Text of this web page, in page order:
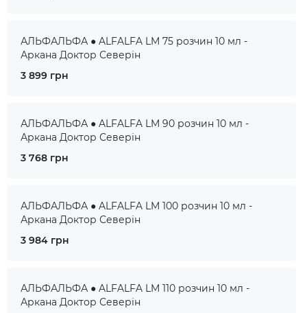
АЛЬФАЛЬФА ● ALFALFA LM 75 розчин 10 мл -
Аркана Доктор Северін
3 899 грн
АЛЬФАЛЬФА ● ALFALFA LM 90 розчин 10 мл -
Аркана Доктор Северін
3 768 грн
АЛЬФАЛЬФА ● ALFALFA LM 100 розчин 10 мл -
Аркана Доктор Северін
3 984 грн
АЛЬФАЛЬФА ● ALFALFA LM 110 розчин 10 мл -
Аркана Доктор Северін